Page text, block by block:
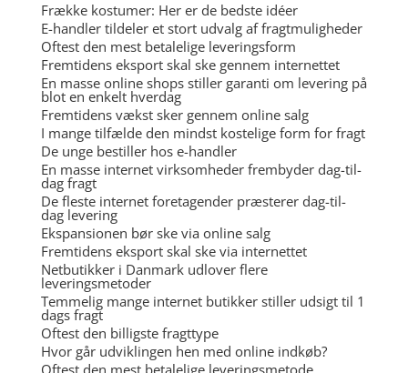
Frække kostumer: Her er de bedste idéer
E-handler tildeler et stort udvalg af fragtmuligheder
Oftest den mest betalelige leveringsform
Fremtidens eksport skal ske gennem internettet
En masse online shops stiller garanti om levering på
blot en enkelt hverdag
Fremtidens vækst sker gennem online salg
I mange tilfælde den mindst kostelige form for fragt
De unge bestiller hos e-handler
En masse internet virksomheder frembyder dag-til-
dag fragt
De fleste internet foretagender præsterer dag-til-
dag levering
Ekspansionen bør ske via online salg
Fremtidens eksport skal ske via internettet
Netbutikker i Danmark udlover flere
leveringsmetoder
Temmelig mange internet butikker stiller udsigt til 1
dags fragt
Oftest den billigste fragttype
Hvor går udviklingen hen med online indkøb?
Oftest den mest betalelige leveringsmetode